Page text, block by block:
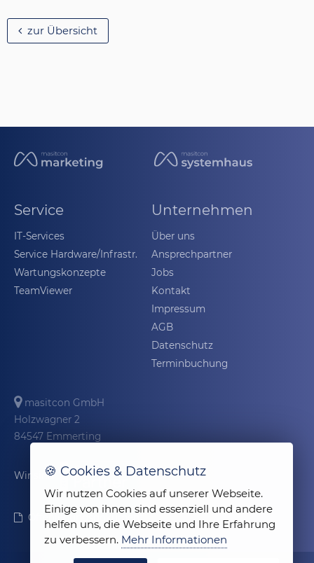
zur Übersicht
Service
IT-Services
Service Hardware/Infrastr.
Wartungskonzepte
TeamViewer
Unternehmen
Über uns
Ansprechpartner
Jobs
Kontakt
Impressum
AGB
Datenschutz
Terminbuchung
masitcon GmbH
Holzwagner 2
84547 Emmerting
Wir sind
Offenlegungsdokument
🍪 Cookies & Datenschutz
Wir nutzen Cookies auf unserer Webseite.
Einige von ihnen sind essenziell und andere
helfen uns, die Webseite und Ihre Erfahrung
zu verbessern. Mehr Informationen